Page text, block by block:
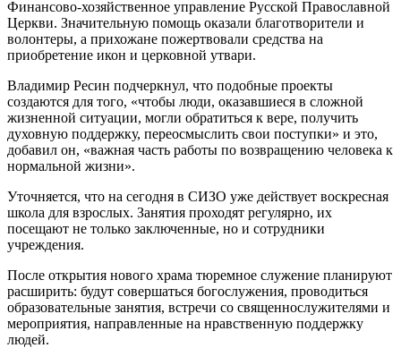
Финансово-хозяйственное управление Русской Православной
Церкви. Значительную помощь оказали благотворители и
волонтеры, а прихожане пожертвовали средства на
приобретение икон и церковной утвари.
Владимир Ресин подчеркнул, что подобные проекты
создаются для того, «чтобы люди, оказавшиеся в сложной
жизненной ситуации, могли обратиться к вере, получить
духовную поддержку, переосмыслить свои поступки» и это,
добавил он, «важная часть работы по возвращению человека к
нормальной жизни».
Уточняется, что на сегодня в СИЗО уже действует воскресная
школа для взрослых. Занятия проходят регулярно, их
посещают не только заключенные, но и сотрудники
учреждения.
После открытия нового храма тюремное служение планируют
расширить: будут совершаться богослужения, проводиться
образовательные занятия, встречи со священнослужителями и
мероприятия, направленные на нравственную поддержку
людей.